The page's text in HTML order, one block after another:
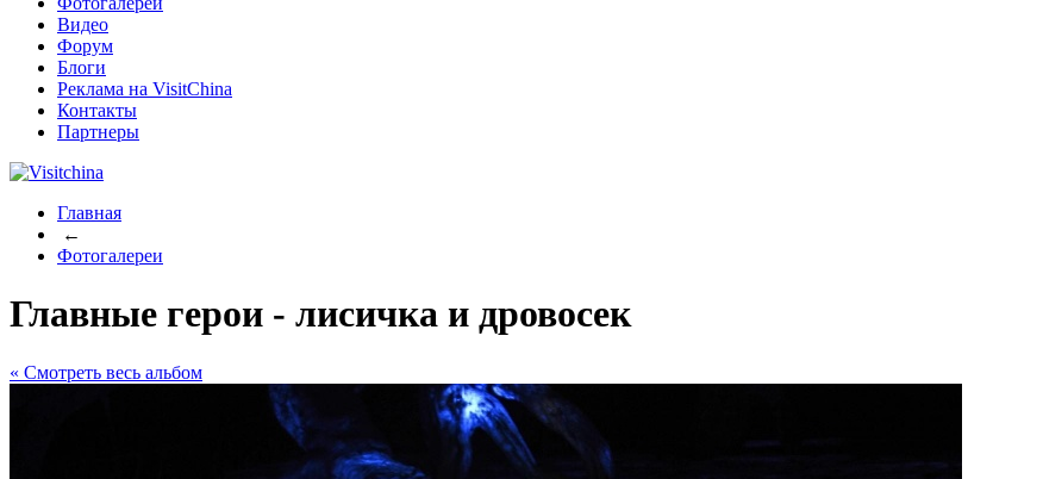
Видео
Форум
Блоги
Реклама на VisitChina
Контакты
Партнеры
Главная
←
Фотогалереи
Главные герои - лисичка и дровосек
« Cмотреть весь альбом